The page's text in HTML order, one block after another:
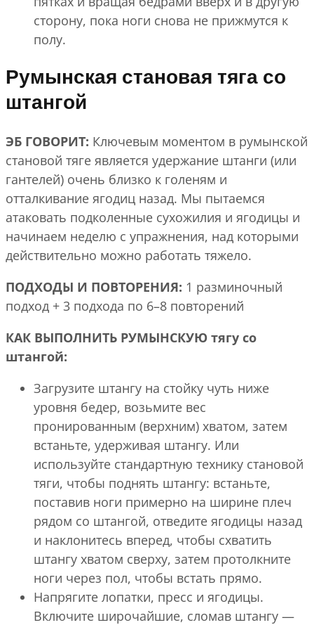
сторону, пока ноги снова не прижмутся к
полу.
Румынская становая тяга со
штангой
ЭБ ГОВОРИТ: Ключевым моментом в румынской
становой тяге является удержание штанги (или
гантелей) очень близко к голеням и
отталкивание ягодиц назад. Мы пытаемся
атаковать подколенные сухожилия и ягодицы и
начинаем неделю с упражнения, над которыми
действительно можно работать тяжело.
ПОДХОДЫ И ПОВТОРЕНИЯ: 1 разминочный
подход + 3 подхода по 6–8 повторений
КАК ВЫПОЛНИТЬ РУМЫНСКУЮ тягу со
штангой:
Загрузите штангу на стойку чуть ниже
уровня бедер, возьмите вес
пронированным (верхним) хватом, затем
встаньте, удерживая штангу. Или
используйте стандартную технику становой
тяги, чтобы поднять штангу: встаньте,
поставив ноги примерно на ширине плеч
рядом со штангой, отведите ягодицы назад
и наклонитесь вперед, чтобы схватить
штангу хватом сверху, затем протолкните
ноги через пол, чтобы встать прямо.
Напрягите лопатки, пресс и ягодицы.
Включите широчайшие, сломав штангу —